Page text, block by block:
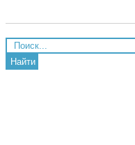
Найти